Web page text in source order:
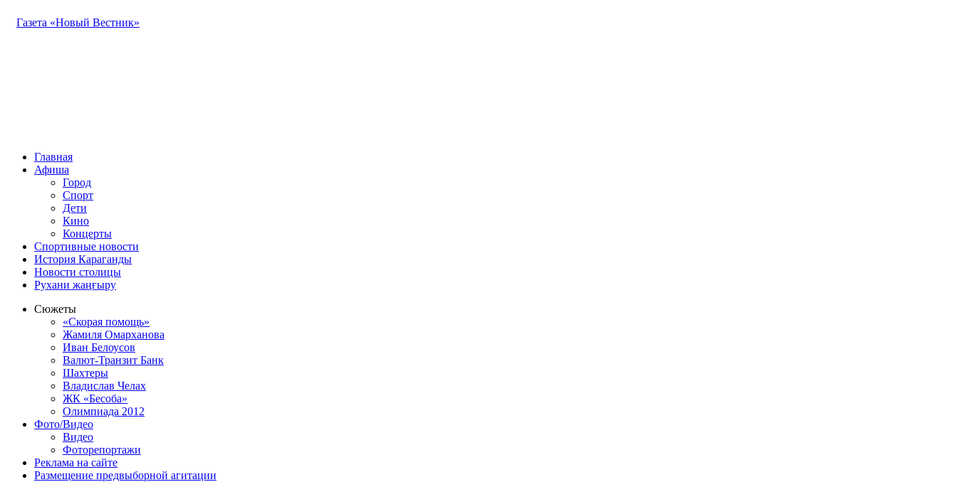
Газета «Новый Вестник»
Главная
Афиша
Город
Спорт
Дети
Кино
Концерты
Спортивные новости
История Караганды
Новости столицы
Рухани жаңғыру
Сюжеты
«Скорая помощь»
Жамиля Омарханова
Иван Белоусов
Валют-Транзит Банк
Шахтеры
Владислав Челах
ЖК «Бесоба»
Олимпиада 2012
Фото/Видео
Видео
Фоторепортажи
Реклама на сайте
Размещение предвыборной агитации